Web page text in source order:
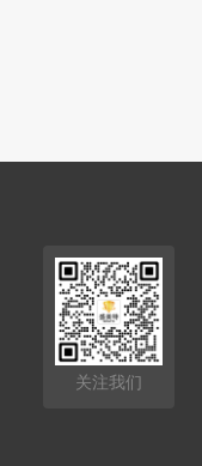
关注我们